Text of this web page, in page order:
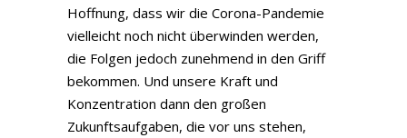
Hoffnung, dass wir die Corona-Pandemie
vielleicht noch nicht überwinden werden,
die Folgen jedoch zunehmend in den Griff
bekommen. Und unsere Kraft und
Konzentration dann den großen
Zukunftsaufgaben, die vor uns stehen,